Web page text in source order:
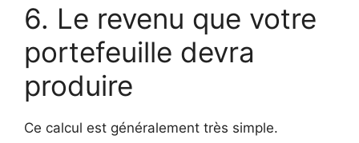
6. Le revenu que votre
portefeuille devra
produire
Ce calcul est généralement très simple.